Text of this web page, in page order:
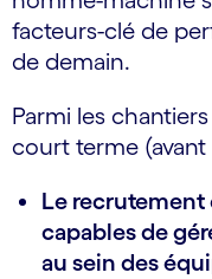
facteurs-clé de
de demain.
Parmi les
court terme (avant
Le recrutement
capables de
au sein des